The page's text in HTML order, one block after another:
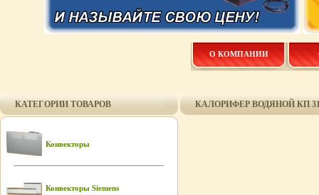
О КОМПАНИИ
КАТЕГОРИИ ТОВАРОВ
Конвекторы
Конвекторы Siemens
КАЛОРИФЕР ВОДЯНОЙ КП